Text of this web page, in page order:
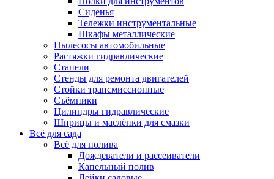
Сиденья
Тележки инструментальные
Шкафы металлические
Пылесосы автомобильные
Растяжки гидравлические
Стапели
Стенды для ремонта двигателей
Стойки трансмиссионные
Съёмники
Цилиндры гидравлические
Шприцы и маслёнки для смазки
Всё для сада
Всё для полива
Дождеватели и рассеиватели
Капельный полив